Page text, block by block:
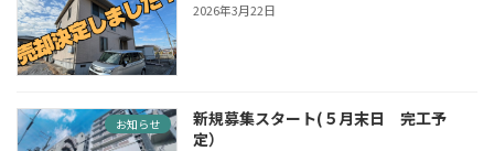
2026年3月22日
お知らせ
新規募集スタート(５月末日 完工予
定）